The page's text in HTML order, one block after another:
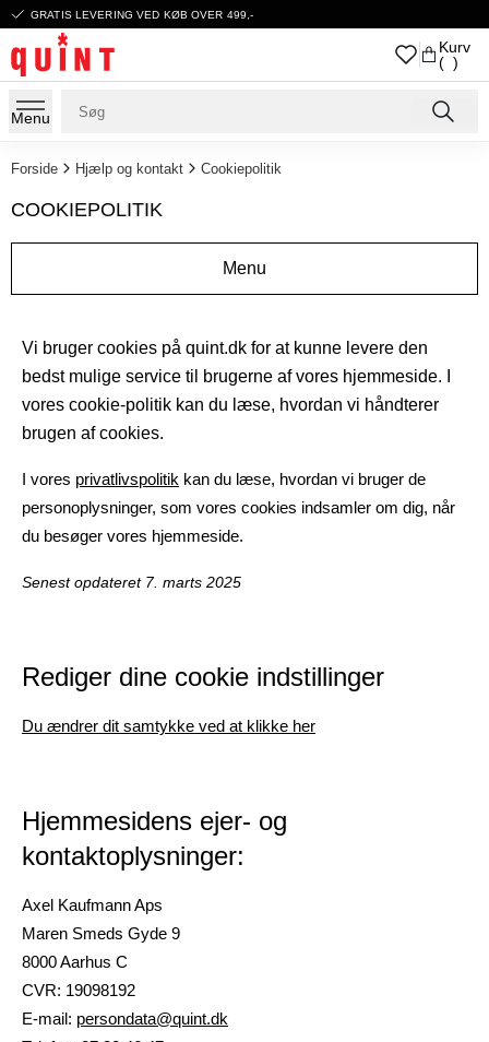
GRATIS LEVERING VED KØB OVER 499,-
Kurv
( )
Menu
Forside Hjælp og kontakt Cookiepolitik
COOKIEPOLITIK
Menu
Vi bruger cookies på quint.dk for at kunne levere den
bedst mulige service til brugerne af vores hjemmeside. I
vores cookie-politik kan du læse, hvordan vi håndterer
brugen af cookies.
I vores privatlivspolitik kan du læse, hvordan vi bruger de
personoplysninger, som vores cookies indsamler om dig, når
du besøger vores hjemmeside.
Senest opdateret 7. marts 2025
Rediger dine cookie indstillinger
Du ændrer dit samtykke ved at klikke her
Hjemmesidens ejer- og
kontaktoplysninger:
Axel Kaufmann Aps
Maren Smeds Gyde 9
8000 Aarhus C
CVR: 19098192
E-mail: persondata@quint.dk